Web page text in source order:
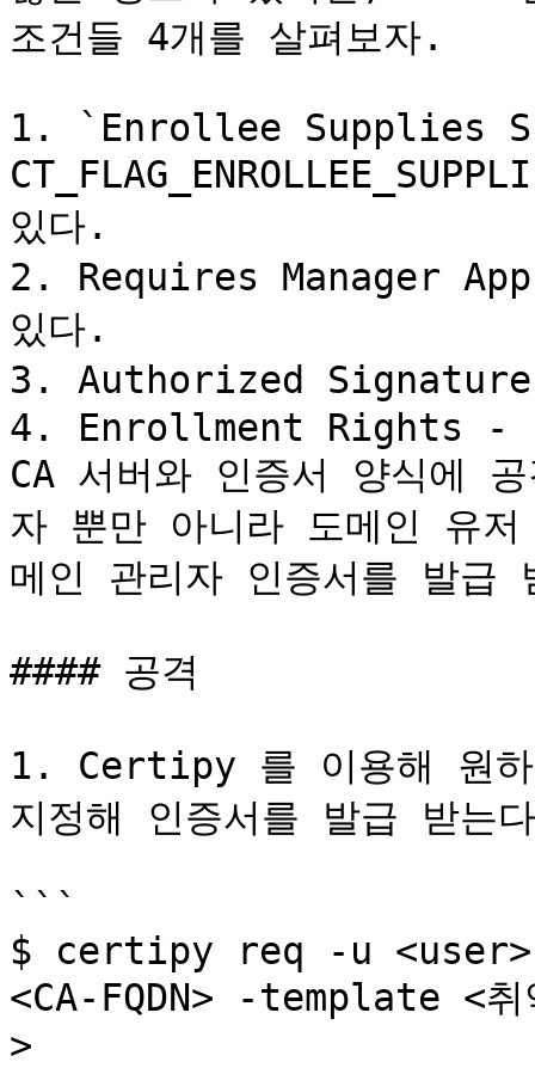
조건들 4개를 살펴보자.
1. `Enrollee Supplies
있다.
2. Requires Manager
있다.
3. Authorized
4. Enrollment Rights -
CA 서버와 인증서 양식에
자 뿐만 아니라 도메인 유
메인 관리자 인증서를 발급
#### 공격
1. Certipy 를 이용해 원하
지정해 인증서를 발급 받는
```
$ certipy req -u
<CA-FQDN> -template <
>